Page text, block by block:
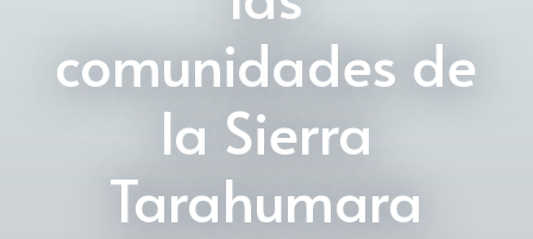
comunidades de
la Sierra
Tarahumara